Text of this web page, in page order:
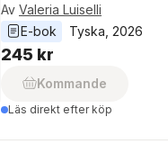
Av Valeria Luiselli
E-bok
Tyska 2026
245 kr
Kommande
Läs direkt efter köp